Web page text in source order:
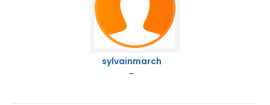
sylvainmarch
-